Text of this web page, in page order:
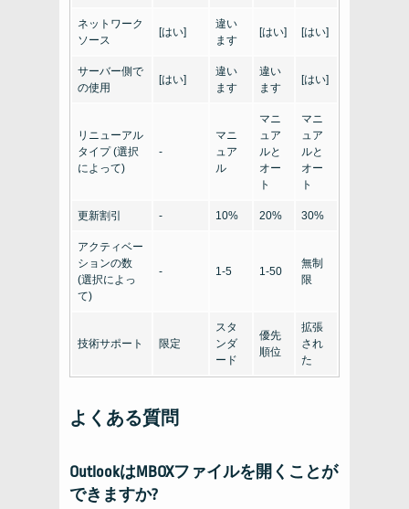
ネットワーク
ソース
[はい]
違い
ます
[はい] [はい]
サーバー側で
の使用
[はい]
違い
ます
違い
ます
[はい]
リニューアル
タイプ (選択
によって)
-
マニ
ュア
ル
マニ
ュア
ルと
オー
ト
マニ
ュア
ルと
オー
ト
更新割引 - 10% 20% 30%
アクティベー
ションの数
(選択によっ
て)
- 1-5 1-50
無制
限
技術サポート 限定
スタ
ンダ
ード
優先
順位
拡張
され
た
よくある質問
OutlookはMBOXファイルを開くことが
できますか?